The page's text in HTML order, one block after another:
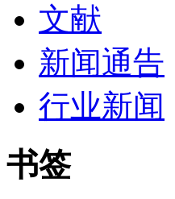
文献
新闻通告
行业新闻
书签